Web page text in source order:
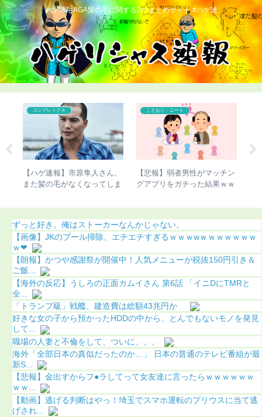
ハゲ薄毛AGA髪の毛に関する2chまとめサイト #ハゲ速
コンプレックス
【ハゲ速報】市原隼人さん、
また髪の毛がなくなってしま
こどおじ・ニート
【悲報】弱者男性がマッチン
グアプリをガチった結果ｗｗ
ずっと好き。俺はストーカーなんかじゃない。
【画像】JKのプール掃除、エチエチすぎるｗｗｗwｗｗｗｗｗｗｗ
ｗ❤
【朗報】かつや感謝祭が開催中！人気メニューが税抜150円引き＆
ご飯...
【海外の反応】うしろの正面カムイさん 第6話 「イニDにTMRと
全...
「トランプ級」戦艦、建造費は総額43兆円か
好きな女の子から預かったHDDの中から、とんでもないモノを発見
して...
職場の人妻と不倫をして、ついに、、、
海外「全部日本の真似だったのか…」 日本の普通のテレビ番組が最
新S...
【悲報】金出すからフ●ラしてって女友達に言ったらｗｗｗｗｗｗ
ｗｗ...
【動画】逃げる判断はやっ！埼玉でスマホ運転のプリウスに当て逃
げされ...